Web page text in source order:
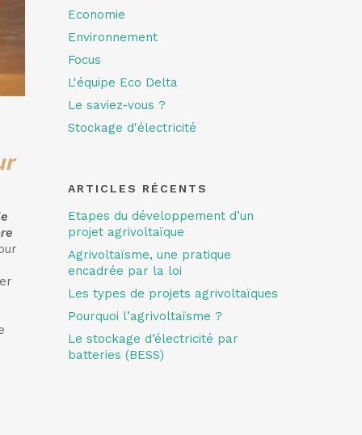
Economie
Environnement
Focus
L'équipe Eco Delta
Le saviez-vous ?
Stockage d'électricité
ARTICLES RÉCENTS
Etapes du développement d’un
projet agrivoltaïque
Agrivoltaïsme, une pratique
encadrée par la loi
Les types de projets agrivoltaïques
Pourquoi l’agrivoltaïsme ?
Le stockage d’électricité par
batteries (BESS)